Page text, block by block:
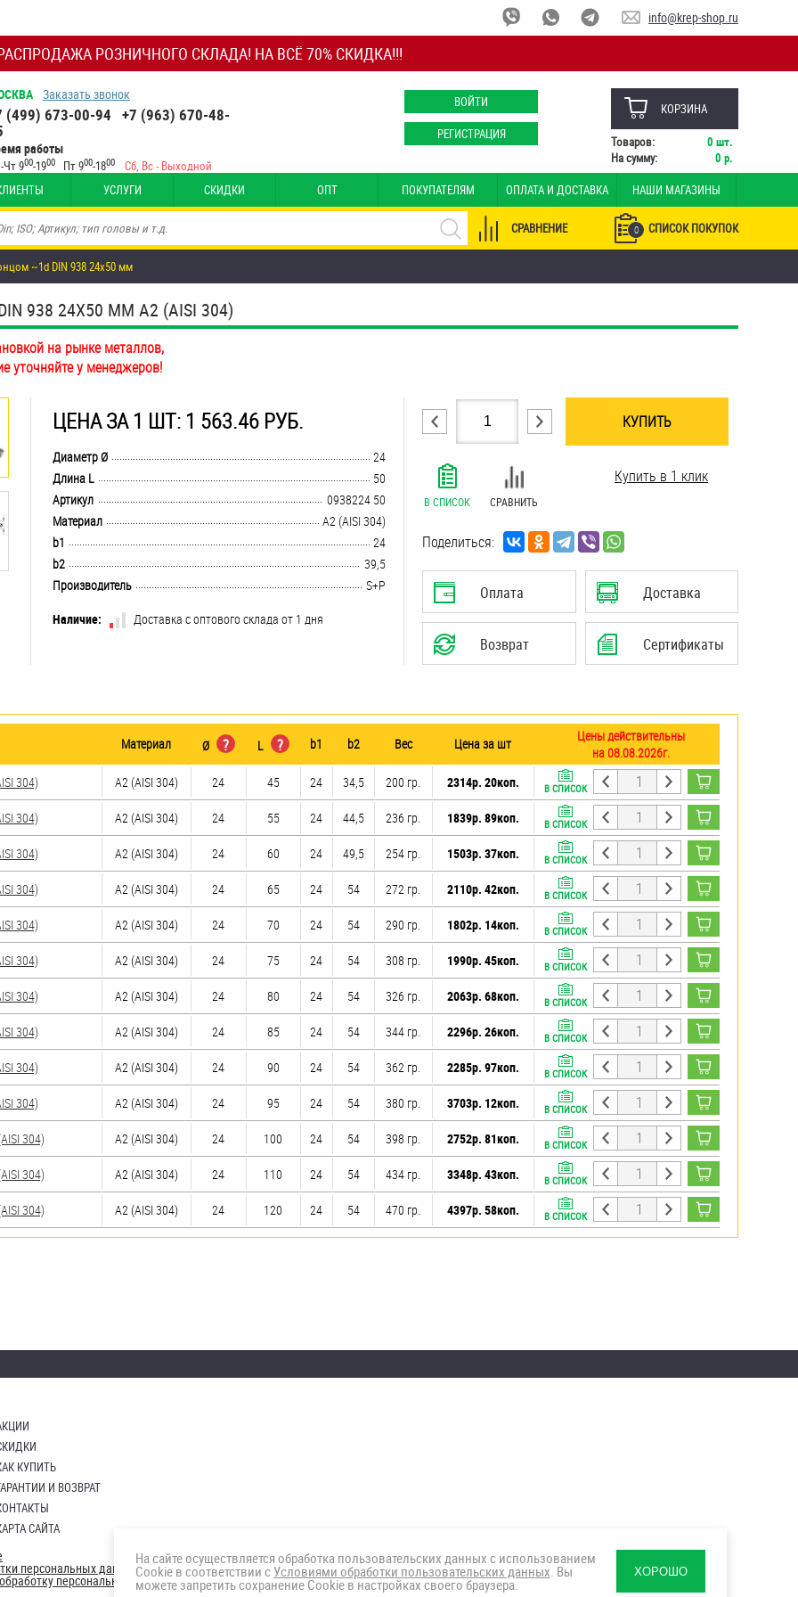
РОЗНИЧНОГО СКЛАДА! НА ВСЁ 70% СКИДКА!!!
info@krep-shop.ru
Заказать звонок
(499) 673-00-94 +7 (963) 670-48-
работы
Чт 900-1900 Пт 900-1800 Сб, Вс - Выходной
ВОЙТИ
РЕГИСТРАЦИЯ
КОРЗИНА
Товаров: 0 шт.
На сумму:
0 р.
УСЛУГИ СКИДКИ ОПТ ПОКУПАТЕЛЯМ ОПЛАТА И ДОСТАВКА НАШИ МАГАЗИНЫ
0 СПИСОК ПОКУПОК
СРАВНЕНИЕ
~1d DIN 938 24х50 мм
938 24Х50 ММ А2 (AISI 304)
на рынке металлов,
уточняйте у менеджеров!
ЦЕНА ЗА 1 ШТ: 1 563.46 РУБ.
........................................................................................................................................................................................................
Диаметр Ø
24
........................................................................................................................................................................................................
Длина L
50
........................................................................................................................................................................................................
Артикул
0938224 50
........................................................................................................................................................................................................
Материал
А2 (AISI 304)
........................................................................................................................................................................................................
b1
24
........................................................................................................................................................................................................
b2
39,5
........................................................................................................................................................................................................
Производитель
S+P
Наличие:
Доставка с оптового склада от 1 дня
КУПИТЬ
В СПИСОК СРАВНИТЬ
Купить в 1 клик
Поделиться:
Оплата Доставка
Возврат Сертификаты
Материал Ø ? L ? b1 b2 Вес Цена за шт
Цены действительны
на 08.08.2026г.
304)
А2 (AISI 304) 24 45 24 34,5 200 гр. 2314р. 20коп. В СПИСОК
304) А2 (AISI 304) 24 55 24 44,5 236 гр. 1839р. 89коп. В СПИСОК
304) А2 (AISI 304) 24 60 24 49,5 254 гр. 1503р. 37коп. В СПИСОК
304) А2 (AISI 304) 24 65 24 54 272 гр. 2110р. 42коп. В СПИСОК
304) А2 (AISI 304) 24 70 24 54 290 гр. 1802р. 14коп. В СПИСОК
304) А2 (AISI 304) 24 75 24 54 308 гр. 1990р. 45коп. В СПИСОК
304) А2 (AISI 304) 24 80 24 54 326 гр. 2063р. 68коп. В СПИСОК
304) А2 (AISI 304) 24 85 24 54 344 гр. 2296р. 26коп. В СПИСОК
304) А2 (AISI 304) 24 90 24 54 362 гр. 2285р. 97коп. В СПИСОК
304) А2 (AISI 304) 24 95 24 54 380 гр. 3703р. 12коп. В СПИСОК
304) А2 (AISI 304) 24 100 24 54 398 гр. 2752р. 81коп. В СПИСОК
304) А2 (AISI 304) 24 110 24 54 434 гр. 3348р. 43коп. В СПИСОК
304) А2 (AISI 304) 24 120 24 54 470 гр. 4397р. 58коп. В СПИСОК
КУПИТЬ
И ВОЗВРАТ
САЙТА
персональных данных
персональных данны
На сайте осуществляется обработка пользовательских данных с использованием
Cookie в соответствии с Условиями обработки пользовательских данных . Вы
можете запретить сохранение Cookie в настройках своего браузера.
ХОРОШО